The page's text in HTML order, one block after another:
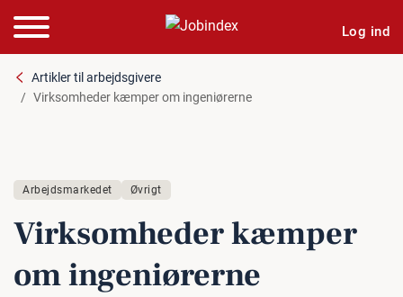
Log ind
Artikler til arbejdsgivere
Virksomheder kæmper om ingeniørerne
Arbejdsmarkedet Øvrigt
Virk­som­he­der kæmper
om in­ge­ni­ø­rer­ne